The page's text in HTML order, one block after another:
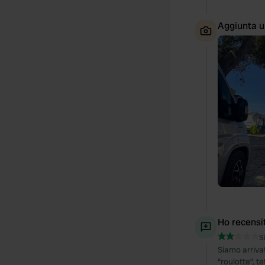
Aggiunta
Ho
Siamo
“roulotte”,